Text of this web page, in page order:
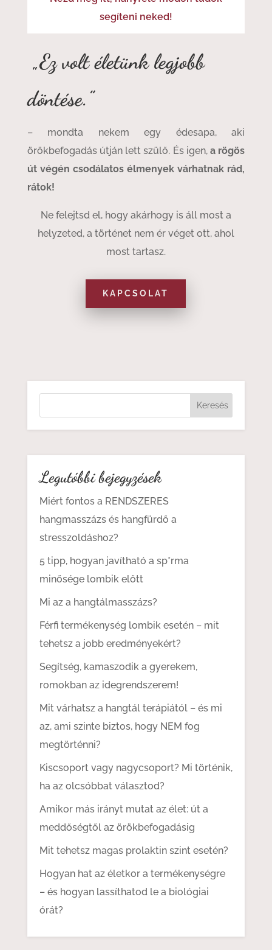
segíteni neked!
„Ez volt életünk legjobb
döntése.”
– mondta nekem egy édesapa, aki
örökbefogadás útján lett szülő. És igen, a rögös
út végén csodálatos élmenyek várhatnak rád,
rátok!
Ne felejtsd el, hogy akárhogy is áll most a
helyzeted, a történet nem ér véget ott, ahol
most tartasz.
KAPCSOLAT
Legutóbbi bejegyzések
Miért fontos a RENDSZERES
hangmasszázs és hangfürdő a
stresszoldáshoz?
5 tipp, hogyan javítható a sp*rma
minősége lombik előtt
Mi az a hangtálmasszázs?
Férfi termékenység lombik esetén – mit
tehetsz a jobb eredményekért?
Segítség, kamaszodik a gyerekem,
romokban az idegrendszerem!
Mit várhatsz a hangtál terápiától – és mi
az, ami szinte biztos, hogy NEM fog
megtörténni?
Kiscsoport vagy nagycsoport? Mi történik,
ha az olcsóbbat választod?
Amikor más irányt mutat az élet: út a
meddőségtől az örökbefogadásig
Mit tehetsz magas prolaktin szint esetén?
Hogyan hat az életkor a termékenységre
– és hogyan lassíthatod le a biológiai
órát?